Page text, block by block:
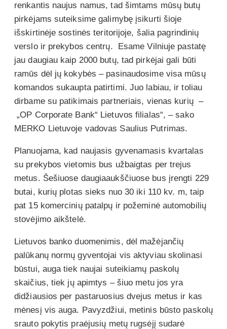
renkantis naujus namus, tad šimtams mūsų butų
pirkėjams suteiksime galimybę įsikurti šioje
išskirtinėje sostinės teritorijoje, šalia pagrindinių
verslo ir prekybos centrų. Esame Vilniuje pastatę
jau daugiau kaip 2000 butų, tad pirkėjai gali būti
ramūs dėl jų kokybės – pasinaudosime visa mūsų
komandos sukaupta patirtimi. Juo labiau, ir toliau
dirbame su patikimais partneriais, vienas kurių –
„OP Corporate Bank“ Lietuvos filialas“, – sako
MERKO Lietuvoje vadovas Saulius Putrimas.
Planuojama, kad naujasis gyvenamasis kvartalas
su prekybos vietomis bus užbaigtas per trejus
metus. Šešiuose daugiaaukščiuose bus įrengti 229
butai, kurių plotas sieks nuo 30 iki 110 kv. m, taip
pat 15 komercinių patalpų ir požeminė automobilių
stovėjimo aikštelė.
Lietuvos banko duomenimis, dėl mažėjančių
palūkanų normų gyventojai vis aktyviau skolinasi
būstui, auga tiek naujai suteikiamų paskolų
skaičius, tiek jų apimtys – šiuo metu jos yra
didžiausios per pastaruosius dvejus metus ir kas
mėnesį vis auga. Pavyzdžiui, metinis būsto paskolų
srauto pokytis praėjusių metų rugsėjį sudarė